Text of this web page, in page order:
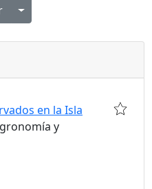
Alternar menú desplegable
en la Isla
y